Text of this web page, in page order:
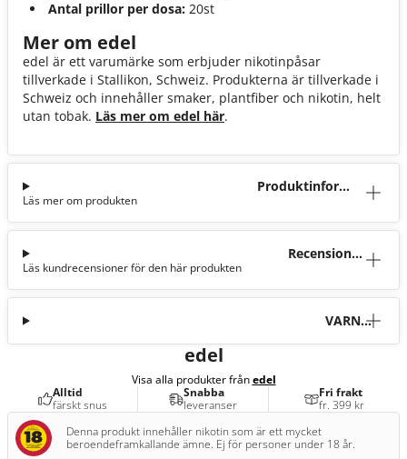
Antal prillor per dosa: 20st
Mer om edel
edel är ett varumärke som erbjuder nikotinpåsar
tillverkade i Stallikon, Schweiz. Produkterna är tillverkade i
Schweiz och innehåller smaker, plantfiber och nikotin, helt
utan tobak. Läs mer om edel här.
Produktinforma
Läs mer om produkten
Recensioner
Läs kundrecensioner för den här produkten
VARNI
edel
Visa alla produkter frånedel
Alltid
färskt snus
Snabba
leveranser
Fri frakt
fr. 399 kr
Denna produkt innehåller nikotin som är ett mycket
beroendeframkallande ämne. Ej för personer under 18 år.